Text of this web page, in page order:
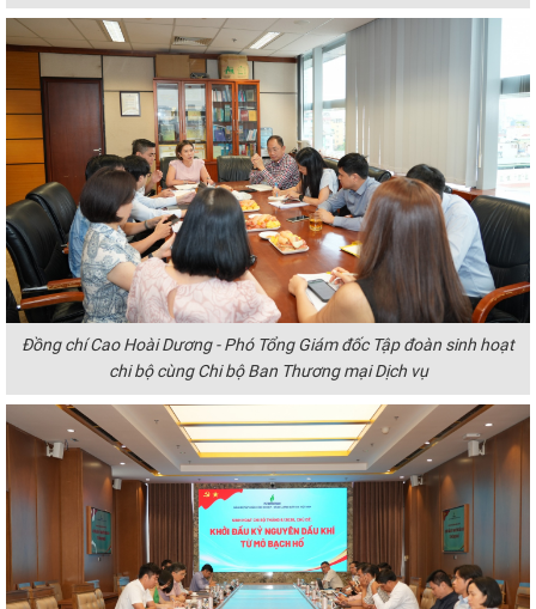
Đồng chí Cao Hoài Dương - Phó Tổng Giám đốc Tập đoàn sinh hoạt
chi bộ cùng Chi bộ Ban Thương mại Dịch vụ